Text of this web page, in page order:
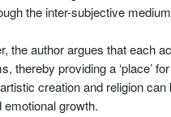
the inter-subjective
author argues that each
providing a ‘place’
creation and religion
growth.